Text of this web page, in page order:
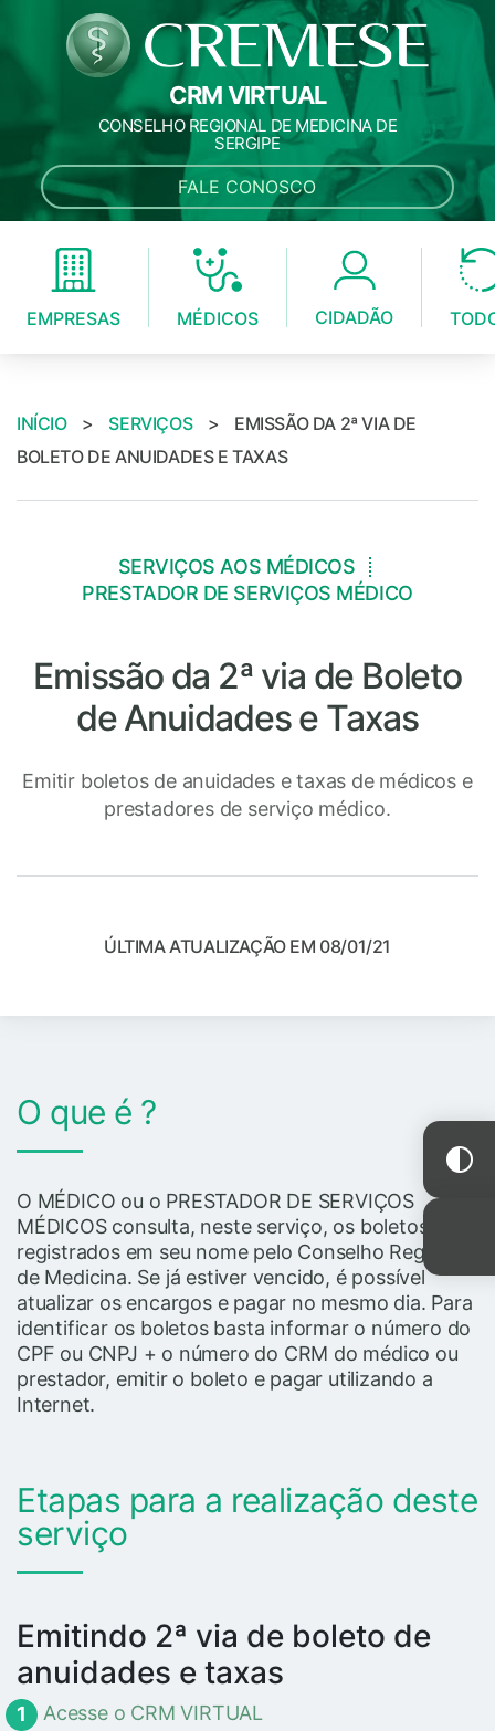
CRM VIRTUAL
CONSELHO REGIONAL DE MEDICINA DE
SERGIPE
FALE CONOSCO
EMPRESAS MÉDICOS CIDADÃO
INÍCIO > SERVIÇOS >
EMISSÃO DA 2ª VIA DE
BOLETO DE ANUIDADES E TAXAS
SERVIÇOS AOS MÉDICOS
PRESTADOR DE SERVIÇOS MÉDICO
Emissão da 2ª via de Boleto
de Anuidades e Taxas
Emitir boletos de anuidades e taxas de médicos e
prestadores de serviço médico.
ÚLTIMA ATUALIZAÇÃO EM 08/01/21
O que é ?
O MÉDICO ou o PRESTADOR DE SERVIÇOS
MÉDICOS consulta, neste serviço, os boletos
registrados em seu nome pelo Conselho Regional
de Medicina. Se já estiver vencido, é possível
atualizar os encargos e pagar no mesmo dia. Para
identificar os boletos basta informar o número do
CPF ou CNPJ + o número do CRM do médico ou
prestador, emitir o boleto e pagar utilizando a
Internet.
Etapas para a realização deste
serviço
Emitindo 2ª via de boleto de
anuidades e taxas
Acesse o CRM VIRTUAL